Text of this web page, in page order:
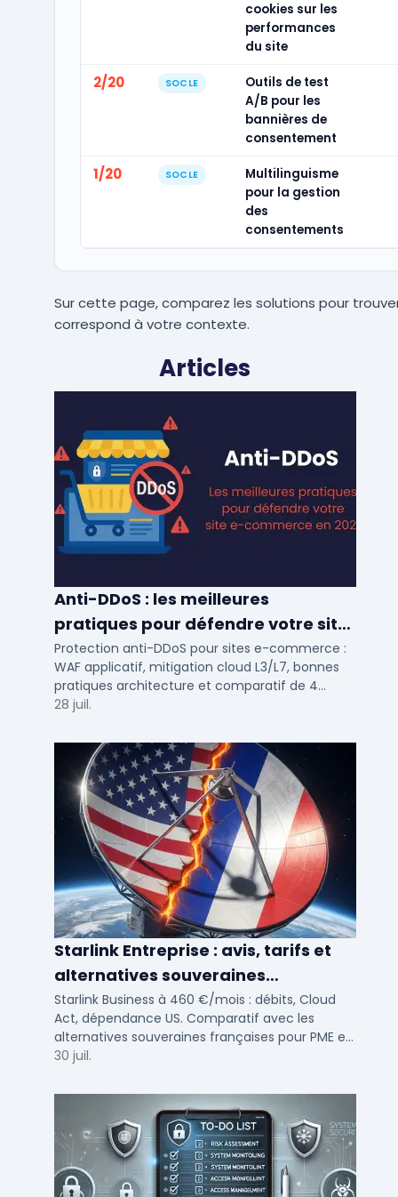
cookies sur les
performances
du site
2/20 SOCLE
Outils de test
A/B pour les
bannières de
consentement
1/20 SOCLE
Multilinguisme
pour la gestion
des
consentements
Sur cette page, comparez les solutions pour
correspond à votre contexte.
Articles
Anti-DDoS : les meilleures
pratiques pour défendre votre site
e-commerce en 2025
Protection anti-DDoS pour sites e-commerce :
WAF applicatif, mitigation cloud L3/L7, bonnes
pratiques architecture et comparatif de 4
solutions testees par des DSI en 2025.
28 juil.
Starlink Entreprise : avis, tarifs et
alternatives souveraines
françaises 2026
Starlink Business à 460 €/mois : débits, Cloud
Act, dépendance US. Comparatif avec les
alternatives souveraines françaises pour PME et
ETI multi-sites. Avis terrain et critères de choix
30 juil.